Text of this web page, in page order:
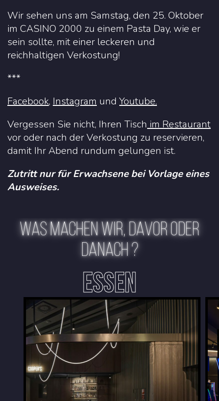
Wir sehen uns am Samstag, den 25. Oktober
im CASINO 2000 zu einem Pasta Day, wie er
sein sollte, mit einer leckeren und
reichhaltigen Verkostung!
***
Facebook, Instagram und Youtube.
Vergessen Sie nicht, Ihren Tisch im Restaurant
vor oder nach der Verkostung zu reservieren,
damit Ihr Abend rundum gelungen ist.
Zutritt nur für Erwachsene bei Vorlage eines
Ausweises.
WAS MACHEN WIR, DAVOR ODER
DANACH ?
ESSEN